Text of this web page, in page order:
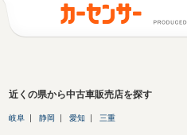
近くの県から中古車販売店を探す
岐阜 静岡 愛知 三重